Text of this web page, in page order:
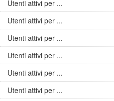
Utenti attivi per ...
Utenti attivi per ...
Utenti attivi per ...
Utenti attivi per ...
Utenti attivi per ...
Utenti attivi per ...